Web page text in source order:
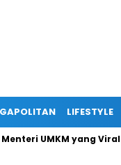
LIFESTYLE
UMKM yang Viral